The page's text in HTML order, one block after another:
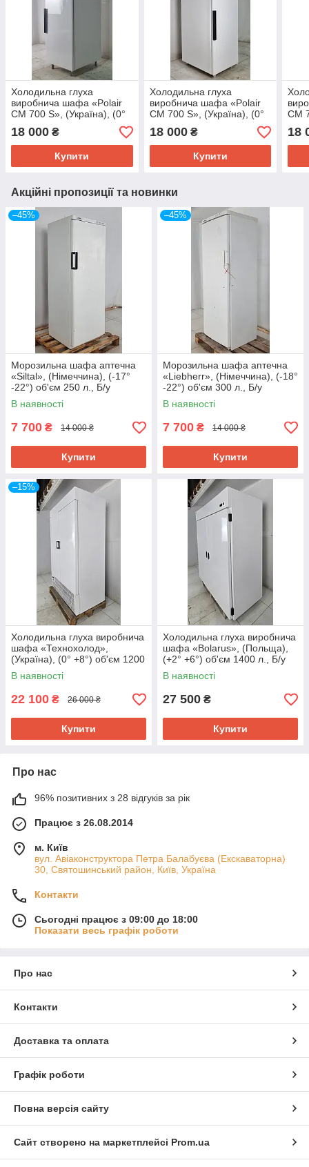
Холодильна глуха
виробнича шафа «Polair
CM 700 S», (Україна), (0°
+4°) об'єм 700 л., Б/у
18 000 ₴
Купити
Холодильна глуха
виробнича шафа «Polair
CM 700 S», (Україна), (0°
+4°) об'єм 700 л., Б/у
18 000₴
Купити
CM
18
Акційні пропозиції та новинки
–45%
Морозильна шафа аптечна
«Siltal», (Німеччина), (-17°
-22°) об'єм 250 л., Б/у
В наявності
7 700 ₴ 14 000 ₴
Купити
–45%
Морозильна шафа аптечна
«Liebherr», (Німеччина), (-18°
-22°) об'єм 300 л., Б/у
В наявності
7 700 ₴ 14 000 ₴
Купити
–15%
Холодильна глуха виробнича
шафа «Технохолод»,
(Україна), (0° +8°) об'єм 1200
л., Б/у
В наявності
22 100 ₴ 26 000 ₴
Купити
Холодильна глуха виробнича
шафа «Bolarus», (Польща),
(+2° +6°) об'єм 1400 л., Б/у
В наявності
27 500 ₴
Купити
Про нас
96% позитивних з 28 відгуків за рік
Працює з 26.08.2014
м. Київ
вул. Авіаконструктора Петра Балабуєва (Екскаваторна)
30, Святошинський район, Київ, Україна
Контакти
Сьогодні працює з 09:00 до 18:00
Показати весь графік роботи
Про нас
Контакти
Доставка та оплата
Графік роботи
Повна версія сайту
Сайт створено на маркетплейсі Prom.ua